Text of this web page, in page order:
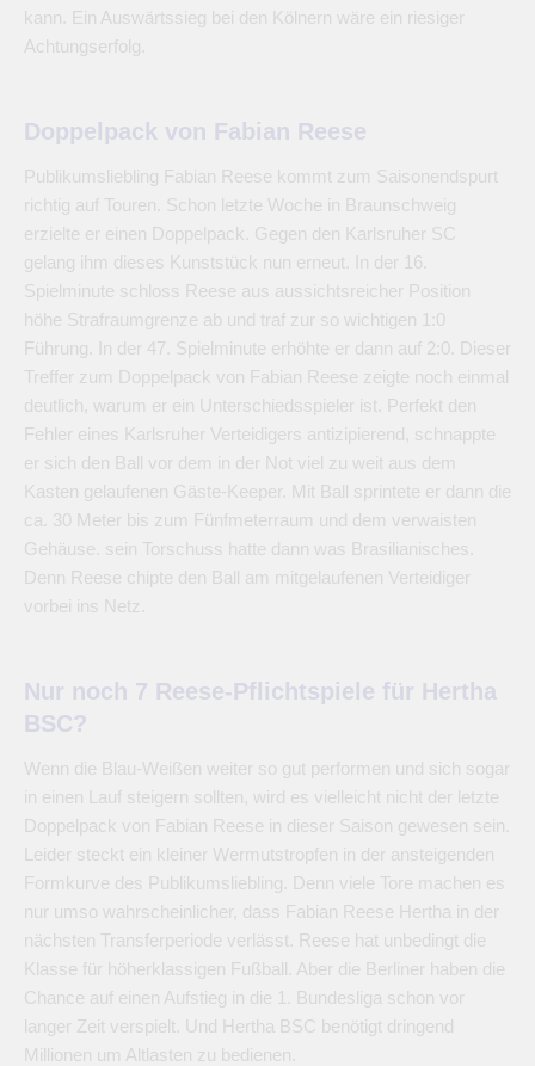
kann. Ein Auswärtssieg bei den Kölnern wäre ein riesiger
Achtungserfolg.
Doppelpack von Fabian Reese
Publikumsliebling Fabian Reese kommt zum Saisonendspurt
richtig auf Touren. Schon letzte Woche in Braunschweig
erzielte er einen Doppelpack. Gegen den Karlsruher SC
gelang ihm dieses Kunststück nun erneut. In der 16.
Spielminute schloss Reese aus aussichtsreicher Position
höhe Strafraumgrenze ab und traf zur so wichtigen 1:0
Führung. In der 47. Spielminute erhöhte er dann auf 2:0. Dieser
Treffer zum Doppelpack von Fabian Reese zeigte noch einmal
deutlich, warum er ein Unterschiedsspieler ist. Perfekt den
Fehler eines Karlsruher Verteidigers antizipierend, schnappte
er sich den Ball vor dem in der Not viel zu weit aus dem
Kasten gelaufenen Gäste-Keeper. Mit Ball sprintete er dann die
ca. 30 Meter bis zum Fünfmeterraum und dem verwaisten
Gehäuse. sein Torschuss hatte dann was Brasilianisches.
Denn Reese chipte den Ball am mitgelaufenen Verteidiger
vorbei ins Netz.
Nur noch 7 Reese-Pflichtspiele für Hertha
BSC?
Wenn die Blau-Weißen weiter so gut performen und sich sogar
in einen Lauf steigern sollten, wird es vielleicht nicht der letzte
Doppelpack von Fabian Reese in dieser Saison gewesen sein.
Leider steckt ein kleiner Wermutstropfen in der ansteigenden
Formkurve des Publikumsliebling. Denn viele Tore machen es
nur umso wahrscheinlicher, dass Fabian Reese Hertha in der
nächsten Transferperiode verlässt. Reese hat unbedingt die
Klasse für höherklassigen Fußball. Aber die Berliner haben die
Chance auf einen Aufstieg in die 1. Bundesliga schon vor
langer Zeit verspielt. Und Hertha BSC benötigt dringend
Millionen um Altlasten zu bedienen.